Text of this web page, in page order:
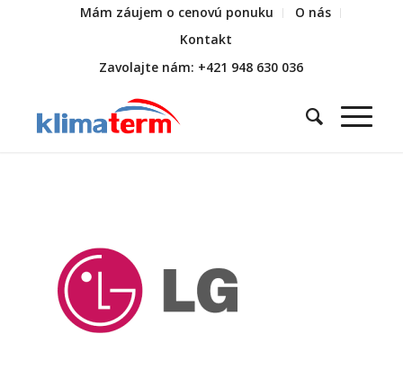
Mám záujem o cenovú ponuku
O nás
Kontakt
Zavolajte nám: +421 948 630 036